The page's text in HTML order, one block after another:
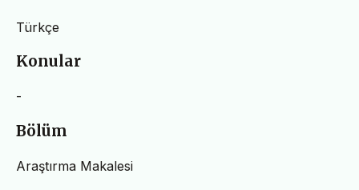
Türkçe
Konular
-
Bölüm
Araştırma Makalesi